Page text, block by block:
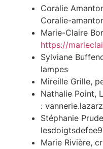
Coralie
Coralie-
Marie-Claire
https://
Sylviane
lampes
Mireille Grille,
Nathalie Point,
:
Stéphanie
Marie Rivière,